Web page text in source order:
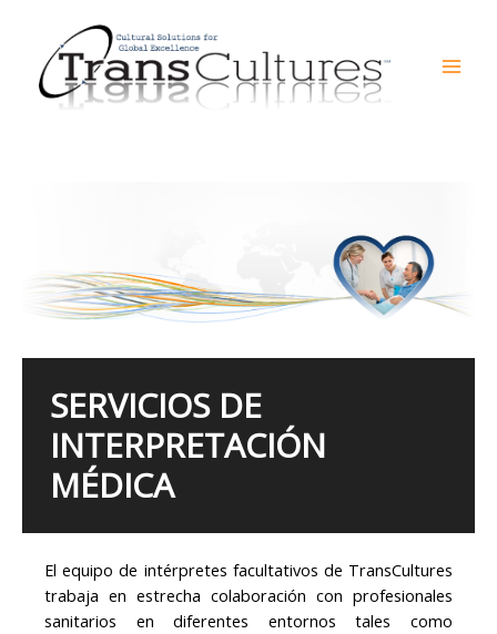
content
SERVICIOS DE
INTERPRETACIÓN
MÉDICA
El equipo de intérpretes facultativos de TransCultures
trabaja en estrecha colaboración con profesionales
sanitarios en diferentes entornos tales como